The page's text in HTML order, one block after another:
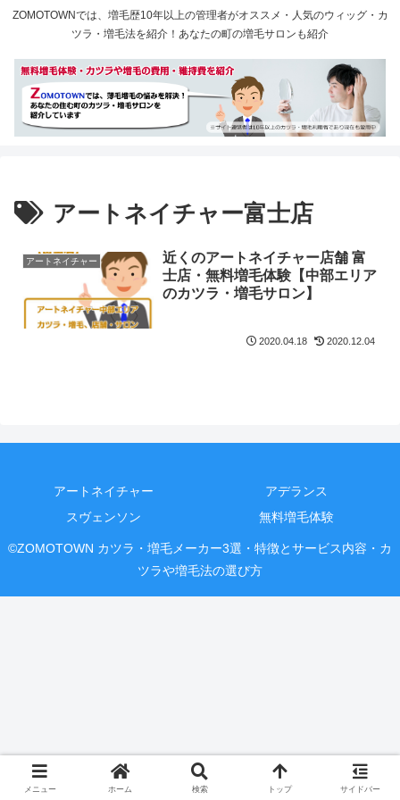
ZOMOTOWNでは、増毛歴10年以上の管理者がオススメ・人気のウィッグ・カ
ツラ・増毛法を紹介！あなたの町の増毛サロンも紹介
アートネイチャー富士店
アートネイチャー
近くのアートネイチャー店舗 富
士店・無料増毛体験【中部エリア
のカツラ・増毛サロン】
2020.04.18 2020.12.04
アートネイチャー
アデランス
スヴェンソン
無料増毛体験
©ZOMOTOWN カツラ・増毛メーカー3選・特徴とサービス内容・カ
ツラや増毛法の選び方
メニュー ホーム 検索 トップ サイドバー